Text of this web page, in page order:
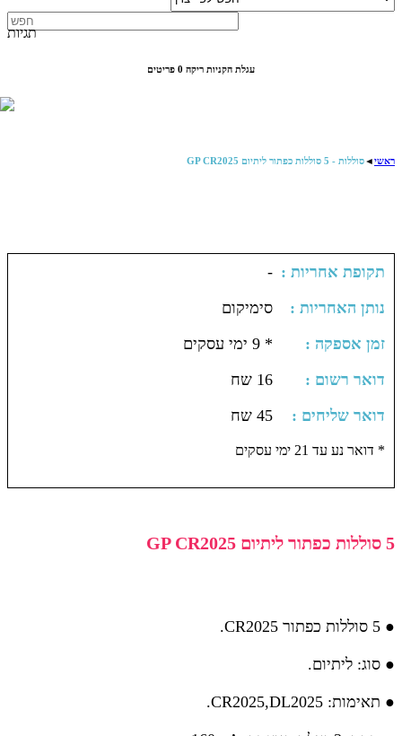
תגיות
עגלת הקניות ריקה 0 פריטים
ראשי◄סוללות - 5 סוללות כפתור ליתיום GP CR2025
: תקופת אחריות
-
: נותן האחריות
סימיקום
: זמן אספקה
* 9 ימי עסקים
: דואר רשום
16 שח
: דואר שליחים
45 שח
דואר נע עד 21 ימי עסקים *
5 סוללות כפתור ליתיום GP CR2025
● 5 סוללות כפתור CR2025.
● סוג: ליתיום.
● תאימות: CR2025,DL2025.